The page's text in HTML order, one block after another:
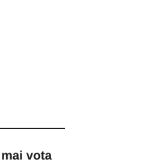
vota